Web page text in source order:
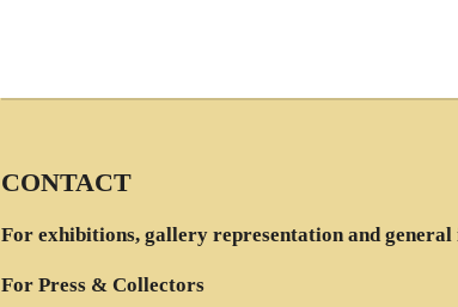
CONTACT
For exhibitions, gallery representation and
For Press & Collectors